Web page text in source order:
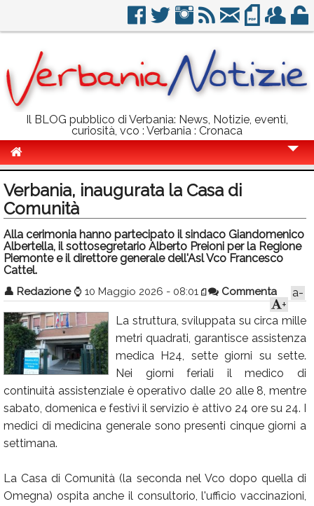
Il BLOG pubblico di Verbania: News, Notizie, eventi,
curiosità, vco : Verbania : Cronaca
Politica
Sport
Eventi
Calendario
Annunci
Verbania, inaugurata la Casa di
Comunità
Alla cerimonia hanno partecipato il sindaco Giandomenico
Albertella, il sottosegretario Alberto Preioni per la Regione
Piemonte e il direttore generale dell'Asl Vco Francesco
Cattel.
👤 Redazione ⌚ 10 Maggio 2026 - 08:01 Commenta
a-
+
La struttura, sviluppata su circa mille
metri quadrati, garantisce assistenza
medica H24, sette giorni su sette.
Nei giorni feriali il medico di
continuità assistenziale è operativo dalle 20 alle 8, mentre
sabato, domenica e festivi il servizio è attivo 24 ore su 24. I
medici di medicina generale sono presenti cinque giorni a
settimana.
La Casa di Comunità (la seconda nel Vco dopo quella di
Omegna) ospita anche il consultorio, l'ufficio vaccinazioni,